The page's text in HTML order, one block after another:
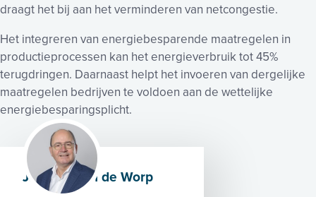
draagt het bij aan het verminderen van netcongestie.
Het integreren van energiebesparende maatregelen in
productieprocessen kan het energieverbruik tot 45%
terugdringen. Daarnaast helpt het invoeren van dergelijke
maatregelen bedrijven te voldoen aan de wettelijke
energiebesparingsplicht.
Jacques van de Worp